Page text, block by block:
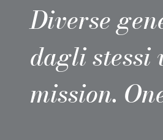
Diverse
dagli stessi
mission.